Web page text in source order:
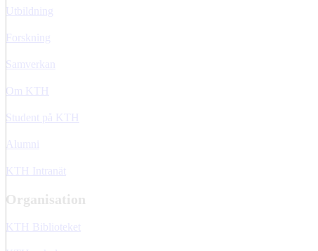
Utbildning
Forskning
Samverkan
Om KTH
Student på KTH
Alumni
KTH Intranät
Organisation
KTH Biblioteket